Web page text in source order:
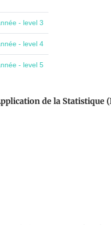
- level 3
- level 4
- level 5
de la Statistique